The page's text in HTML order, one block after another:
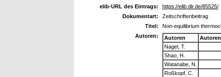
elib-URL des Eintrags:
https://elib.dlr.de/85525/
Dokumentart:
Zeitschriftenbeitrag
Titel:
Non-equilibrium
Autoren:
Autoren
Nagel, T.
Shao, H.
Watanabe, N.
Roßkopf, C.